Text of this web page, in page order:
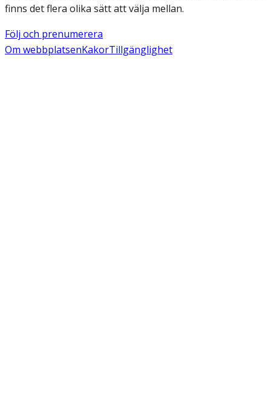
finns det flera olika sätt att välja mellan.
Följ och prenumerera
Om webbplatsenKakorTillgänglighet